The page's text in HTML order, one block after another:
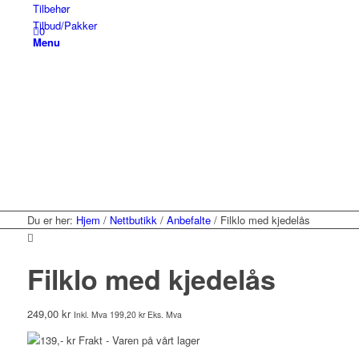
0
Tilbehør
Tilbud/Pakker
Menu
Du er her: Hjem / Nettbutikk / Anbefalte / Filklo med kjedelås
Filklo med kjedelås
249,00 kr Inkl. Mva 199,20 krEks. Mva
139,- kr Frakt - Varen på vårt lager